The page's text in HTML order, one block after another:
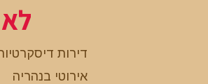
דירות
אירוטי בנהריה